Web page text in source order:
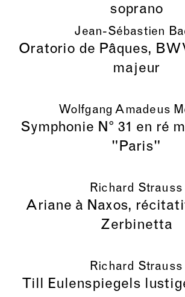
soprano
Jean-Sébastien
Oratorio de Pâques,
majeur
Wolfgang Amadeus
Symphonie N° 31 en ré
"Paris"
Richard Strauss
Ariane à Naxos,
Zerbinetta
Richard Strauss
Till Eulenspiegels